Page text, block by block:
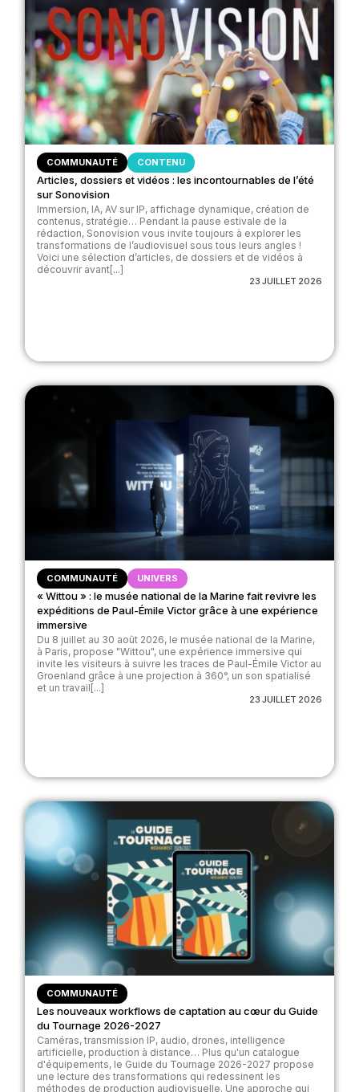
COMMUNAUTÉ CONTENU
Articles, dossiers et vidéos : les incontournables de l’été
sur Sonovision
Immersion, IA, AV sur IP, affichage dynamique, création de
contenus, stratégie… Pendant la pause estivale de la
rédaction, Sonovision vous invite toujours à explorer les
transformations de l’audiovisuel sous tous leurs angles !
Voici une sélection d’articles, de dossiers et de vidéos à
découvrir avant[...]
23 JUILLET 2026
COMMUNAUTÉ UNIVERS
« Wittou » : le musée national de la Marine fait revivre les
expéditions de Paul-Émile Victor grâce à une expérience
immersive
Du 8 juillet au 30 août 2026, le musée national de la Marine,
à Paris, propose "Wittou", une expérience immersive qui
invite les visiteurs à suivre les traces de Paul-Émile Victor au
Groenland grâce à une projection à 360°, un son spatialisé
et un travail[...]
23 JUILLET 2026
COMMUNAUTÉ
Les nouveaux workflows de captation au cœur du Guide
du Tournage 2026-2027
Caméras, transmission IP, audio, drones, intelligence
artificielle, production à distance… Plus qu'un catalogue
d'équipements, le Guide du Tournage 2026-2027 propose
une lecture des transformations qui redessinent les
méthodes de production audiovisuelle. Une approche qui